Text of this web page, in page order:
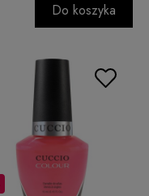
Do koszyka